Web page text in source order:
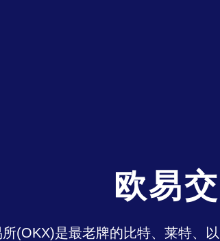
欧易
(OKX)是最老牌的比特、莱特、